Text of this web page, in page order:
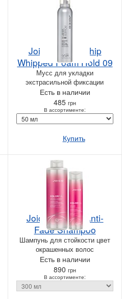
Joico Power Whip
Whipped Foam Hold 09
Мусс для укладки
экстрасильной фиксации
Есть в наличии
485 грн
В ассортименте:
Купить
Joico Colorful Anti-
Fade Shampoo
Шампунь для стойкости цвет
окрашенных волос
Есть в наличии
890 грн
В ассортименте: